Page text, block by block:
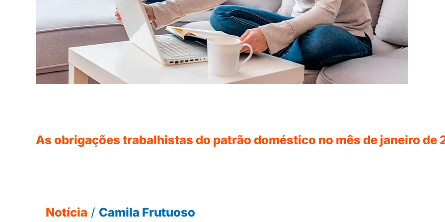
As obrigações trabalhistas do patrão doméstico no mês de janeiro de
Notícia / Camila Frutuoso
de
janeiro
de
2022